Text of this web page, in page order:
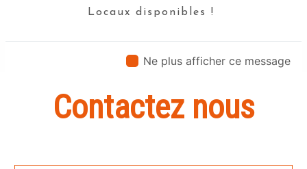
Locaux disponibles !
Ne plus afficher ce message
En savoir plus
Contactez nous